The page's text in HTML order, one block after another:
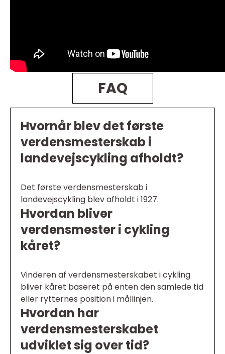
FAQ
Hvornår blev det første
verdensmesterskab i
landevejscykling afholdt?
Det første verdensmesterskab i
landevejscykling blev afholdt i 1927.
Hvordan bliver
verdensmester i cykling
kåret?
Vinderen af verdensmesterskabet i cykling
bliver kåret baseret på enten den samlede tid
eller rytternes position i mållinjen.
Hvordan har
verdensmesterskabet
udviklet sig over tid?